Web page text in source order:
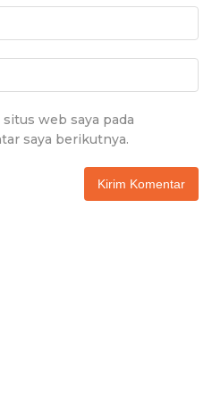
web saya pada
saya berikutnya.